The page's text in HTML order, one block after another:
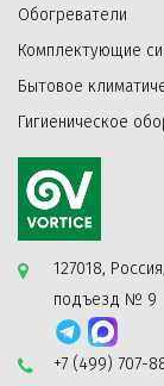
Обогреватели
Комплектующие
Бытовое
Гигиеническое
127018,
подъезд № 9
+7 (499) 707-